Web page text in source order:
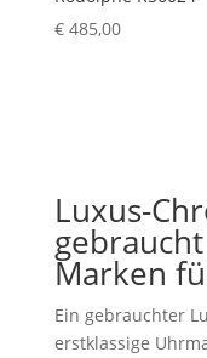
€485,00
Luxus-
Marken
Ein gebrauchter
erstklassige